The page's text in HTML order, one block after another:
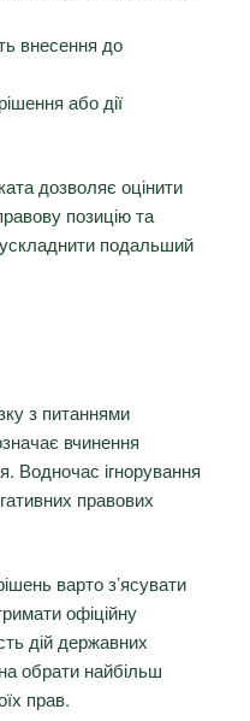
внесення до
або дії
дозволяє оцінити
позицію та
подальший
з питаннями
вчинення
Водночас ігнорування
правових
варто з’ясувати
офіційну
дій державних
обрати найбільш
прав.